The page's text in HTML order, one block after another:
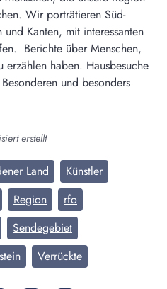
Wir porträtieren Süd-
Kanten, mit interessanten
Berichte über Menschen,
erzählen haben. Hausbesuche
und besonders
erstellt
Land
Künstler
Region
rfo
Sendegebiet
Verrückte